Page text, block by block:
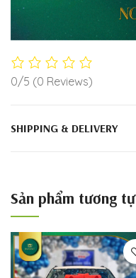
0/5 (0 Reviews)
SHIPPING & DELIVERY
Sản phẩm tương tự